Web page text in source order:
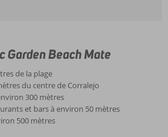
Beach Mate
de la plage
du centre de Corralejo
300 mètres
et bars à environ 50 mètres
500 mètres